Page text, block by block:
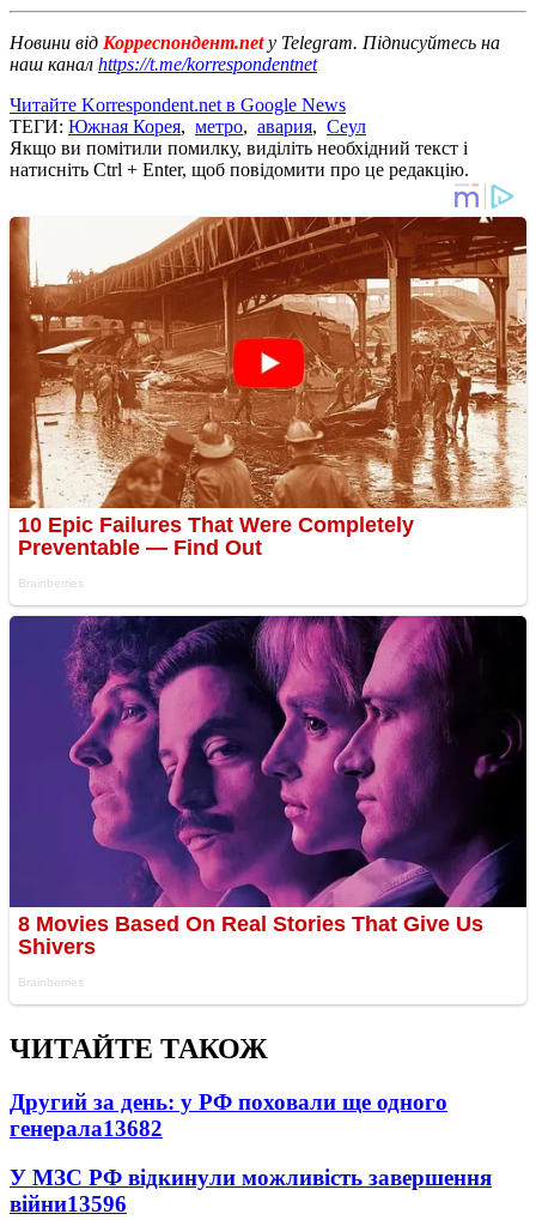
Новини від Корреспондент.net у Telegram. Підписуйтесь на
наш канал https://t.me/korrespondentnet
Читайте Korrespondent.net в Google News
ТЕГИ: Южная Корея, метро, авария, Сеул
Якщо ви помітили помилку, виділіть необхідний текст і
натисніть Ctrl + Enter, щоб повідомити про це редакцію.
ЧИТАЙТЕ ТАКОЖ
Другий за день: у РФ поховали ще одного
генерала13682
У МЗС РФ відкинули можливість завершення
війни13596